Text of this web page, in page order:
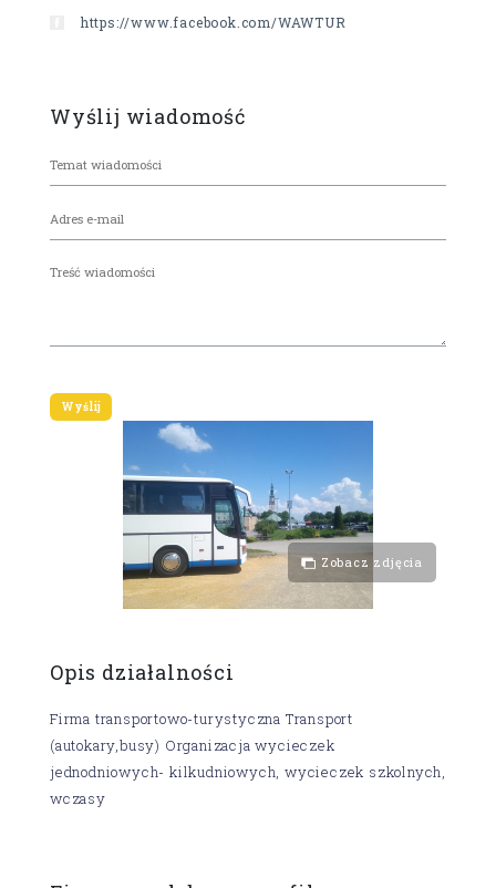
https://www.facebook.com/WAWTUR
Wyślij wiadomość
Zobacz zdjęcia
Opis działalności
Firma transportowo-turystyczna Transport
(autokary,busy) Organizacja wycieczek
jednodniowych- kilkudniowych, wycieczek szkolnych,
wczasy